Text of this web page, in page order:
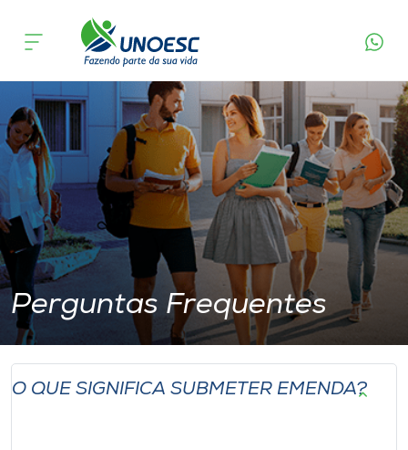
Cursos
Onde estamos
Pesquisa
Atendimento ao Estudante
Portal de Ensino
A
Unoesc
Internacionalização
Perguntas Frequentes
Perguntas Frequentes
O QUE SIGNIFICA SUBMETER EMENDA?